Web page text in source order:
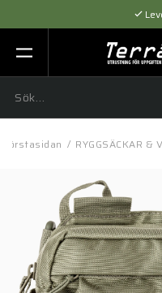
Flexibel
Förstasidan / RYGGSÄCKAR &